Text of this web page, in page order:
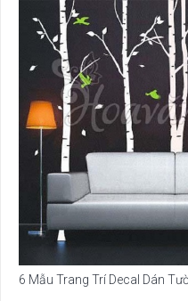
6 Mẫu Trang Trí Decal Dán